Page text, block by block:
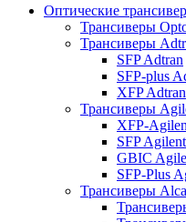
Оптические
Трансиверы
Трансиверы
SFP Adtran
SFP-plus
XFP Adtran
Трансиверы
XFP-
SFP
GBIC
SFP-Plus
Трансиверы